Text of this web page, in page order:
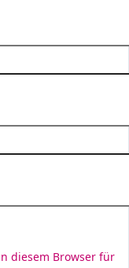
diesem Browser für